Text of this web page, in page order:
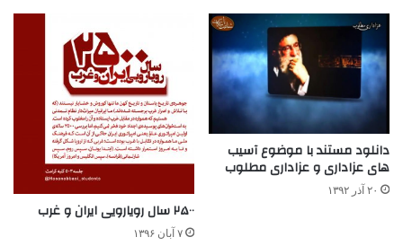
دانلود مستند با موضوع آسیب
های عزاداری و عزاداری مطلوب
۲۰ آذر ۱۳۹۲
۲۵۰۰ سال رویارویی ایران و غرب
۷ آبان ۱۳۹۶